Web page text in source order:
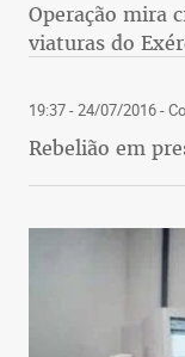
Operação mira
viaturas do
19:37 - 24/07/2016-
Rebelião em